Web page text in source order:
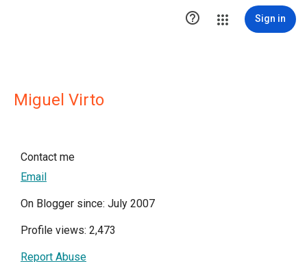
 Sign in
Miguel Virto
Contact me
Email
On Blogger since: July 2007
Profile views: 2,473
Report Abuse